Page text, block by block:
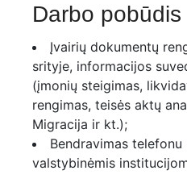
Darbo pobūdis
Įvairių dokumentų
srityje, informacijos
(įmonių steigimas,
rengimas, teisės aktų
Migracija ir kt.);
Bendravimas
valstybinėmis